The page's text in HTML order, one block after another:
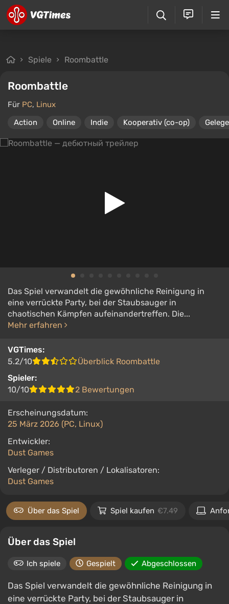
Spiele Roombattle
Roombattle
Für PC, Linux
Action
Online Indie Kooperativ (co-op)
Das Spiel verwandelt die gewöhnliche Reinigung in
eine verrückte Party, bei der Staubsauger in
chaotischen Kämpfen aufeinandertreffen. Die...
Mehr erfahren
VGTimes:
5.2/10
Überblick Roombattle
Spieler:
10/10
2 Bewertungen
Erscheinungsdatum:
25 März 2026 (PC, Linux)
Entwickler:
Dust Games
Verleger / Distributoren / Lokalisatoren:
Dust Games
Über das Spiel Spiel kaufen €7.49
Über das Spiel
Ich spiele Gespielt Abgeschlossen
Das Spiel verwandelt die gewöhnliche Reinigung in
eine verrückte Party, bei der Staubsauger in